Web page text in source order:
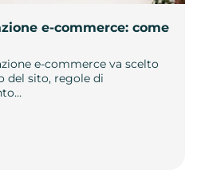
e-commerce: come
e-commerce va scelto
del sito, regole di